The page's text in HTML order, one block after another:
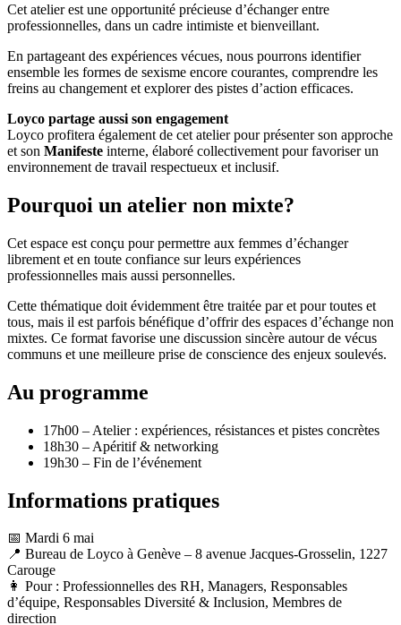
Cet atelier est une opportunité précieuse d’échanger entre
professionnelles, dans un cadre intimiste et bienveillant.
En partageant des expériences vécues, nous pourrons identifier
ensemble les formes de sexisme encore courantes, comprendre les
freins au changement et explorer des pistes d’action efficaces.
Loyco partage aussi son engagement
Loyco profitera également de cet atelier pour présenter son approche
et son Manifeste interne, élaboré collectivement pour favoriser un
environnement de travail respectueux et inclusif.
Pourquoi un atelier non mixte?
Cet espace est conçu pour permettre aux femmes d’échanger
librement et en toute confiance sur leurs expériences
professionnelles mais aussi personnelles.
Cette thématique doit évidemment être traitée par et pour toutes et
tous, mais il est parfois bénéfique d’offrir des espaces d’échange non
mixtes. Ce format favorise une discussion sincère autour de vécus
communs et une meilleure prise de conscience des enjeux soulevés.
Au programme
17h00 – Atelier : expériences, résistances et pistes concrètes
18h30 – Apéritif & networking
19h30 – Fin de l’événement
Informations pratiques
📅 Mardi 6 mai
📍 Bureau de Loyco à Genève – 8 avenue Jacques-Grosselin, 1227
Carouge
👩 Pour : Professionnelles des RH, Managers, Responsables
d’équipe, Responsables Diversité & Inclusion, Membres de
direction